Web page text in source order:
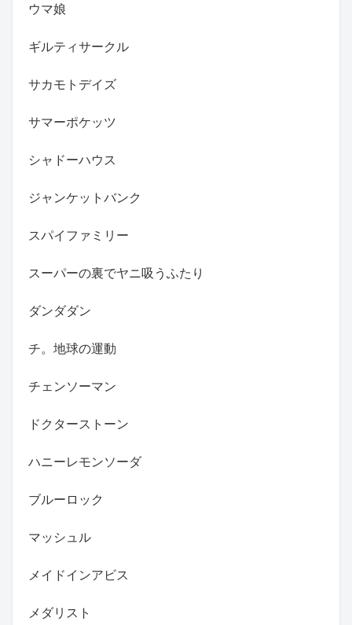
ウマ娘
ギルティサークル
サカモトデイズ
サマーポケッツ
シャドーハウス
ジャンケットバンク
スパイファミリー
スーパーの裏でヤニ吸うふたり
ダンダダン
チ。地球の運動
チェンソーマン
ドクターストーン
ハニーレモンソーダ
ブルーロック
マッシュル
メイドインアビス
メダリスト